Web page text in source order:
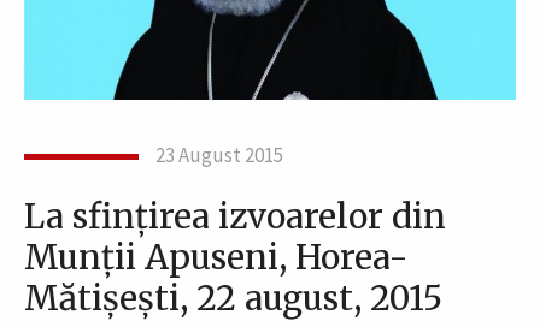
23 August 2015
La sfinţirea izvoarelor din
Munţii Apuseni, Horea-
Mătişeşti, 22 august, 2015